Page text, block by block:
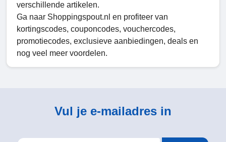
verschillende artikelen.
Ga naar Shoppingspout.nl en profiteer van
kortingscodes, couponcodes, vouchercodes,
promotiecodes, exclusieve aanbiedingen, deals en
nog veel meer voordelen.
Vul je e-mailadres in